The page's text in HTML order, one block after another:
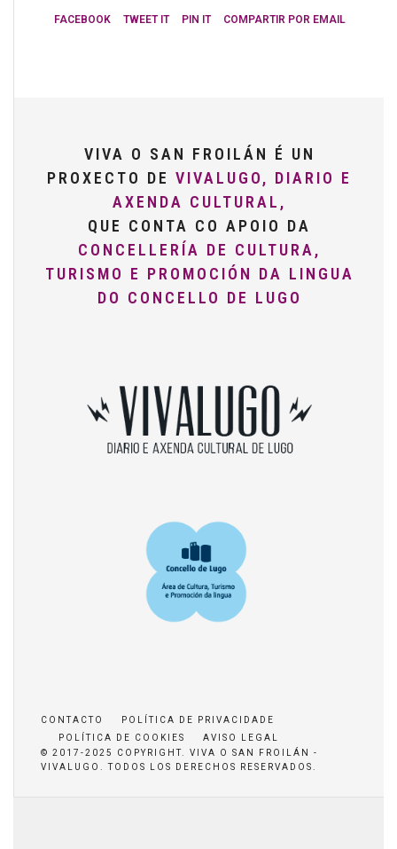
FACEBOOK TWEET IT PIN IT COMPARTIR POR EMAIL
VIVA O SAN FROILÁN É UN
PROXECTO DE VIVALUGO, DIARIO E
AXENDA CULTURAL,
QUE CONTA CO APOIO DA
CONCELLERÍA DE CULTURA,
TURISMO E PROMOCIÓN DA LINGUA
DO CONCELLO DE LUGO
CONTACTO
POLÍTICA DE PRIVACIDADE
POLÍTICA DE COOKIES
AVISO LEGAL
© 2017-2025 COPYRIGHT. VIVA O SAN FROILÁN -
VIVALUGO. TODOS LOS DERECHOS RESERVADOS.